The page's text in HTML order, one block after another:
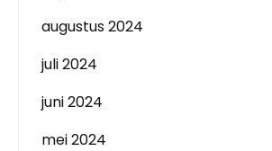
augustus 2024
juli 2024
juni 2024
mei 2024